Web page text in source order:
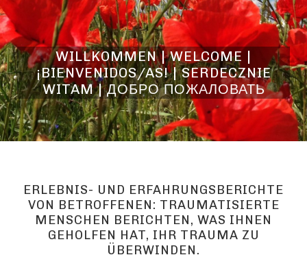
WILLKOMMEN | WELCOME |
¡BIENVENIDOS/AS! | SERDECZNIE
WITAM | ДОБРО ПОЖАЛОВАТЬ
ERLEBNIS- UND ERFAHRUNGSBERICHTE
VON BETROFFENEN: TRAUMATISIERTE
MENSCHEN BERICHTEN, WAS IHNEN
GEHOLFEN HAT, IHR TRAUMA ZU
ÜBERWINDEN.